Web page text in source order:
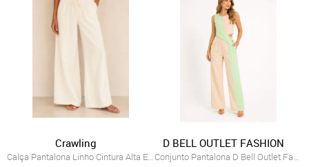
Crawling
Calça Pantalona Linho Cintura Alta Elast...
D BELL OUTLET FASHION
Conjunto Pantalona D Bell Outlet Fashion...